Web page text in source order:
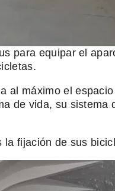
para equipar el
al máximo el
de vida, su
fijación de sus